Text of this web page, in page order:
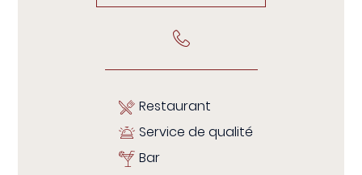
Restaurant
Service de qualité
Bar